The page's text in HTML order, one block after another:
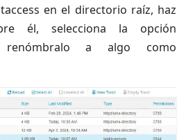
en el directorio raíz, haz
él, selecciona la opción
renómbralo a algo como